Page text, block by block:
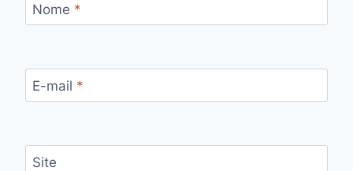
Nome *
E-mail *
Site